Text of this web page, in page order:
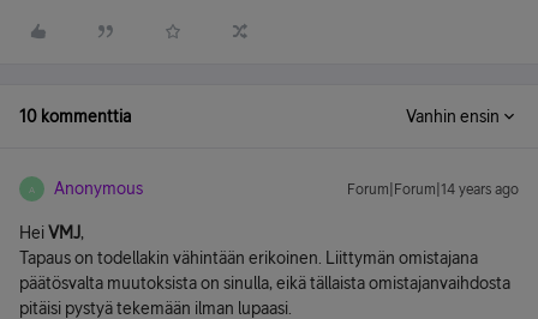
10 kommenttia Vanhin ensin
A Anonymous Forum|Forum|14 years ago
HeiVMJ,
Tapaus on todellakin vähintään erikoinen. Liittymän omistajana
päätösvalta muutoksista on sinulla, eikä tällaista omistajanvaihdosta
pitäisi pystyä tekemään ilman lupaasi.